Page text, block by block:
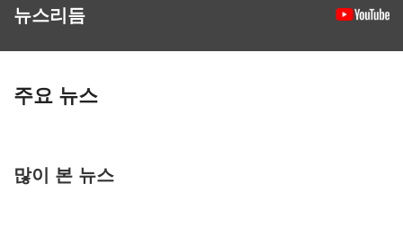
뉴스리듬
주요 뉴스
많이 본 뉴스